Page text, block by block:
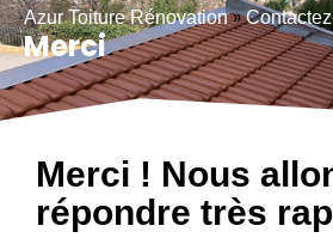
Azur Toiture Rénovation»
Merci
Merci ! Nous
répondre très